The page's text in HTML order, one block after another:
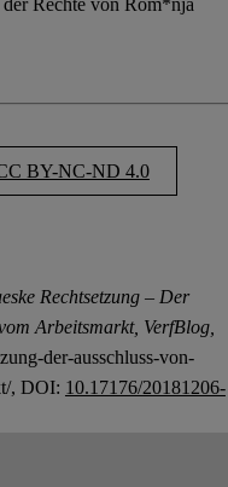
BY-NC-ND 4.0
Rechtsetzung – Der
Arbeitsmarkt, VerfBlog,
der-ausschluss-von-
, DOI: 10.17176/20181206-